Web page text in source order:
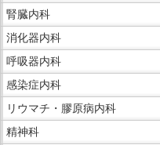
ニ
ュ
ー
で
す。
腎臓内科
消化器内科
呼吸器内科
感染症内科
リウマチ・膠原病内科
精神科